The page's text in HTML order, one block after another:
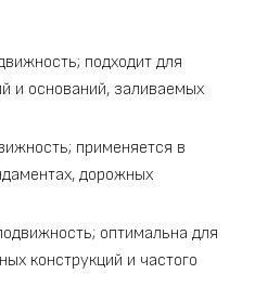
подходит для
и оснований, заливаемых
применяется в
дорожных
оптимальна для
конструкций и частого